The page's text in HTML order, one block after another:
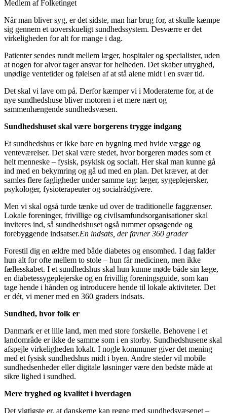
Medlem af Folketinget
Når man bliver syg, er det sidste, man har brug for, at skulle kæmpe
sig gennem et uoverskueligt sundhedssystem. Desværre er det
virkeligheden for alt for mange i dag.
Patienter sendes rundt mellem læger, hospitaler og specialister, uden
at nogen for alvor tager ansvar for helheden. Det skaber utryghed,
unødige ventetider og følelsen af at stå alene midt i en svær tid.
Det skal vi lave om på. Derfor kæmper vi i Moderaterne for, at de
nye sundhedshuse bliver motoren i et mere nært og
sammenhængende sundhedsvæsen.
Sundhedshuset skal være borgerens trygge indgang
Et sundhedshus er ikke bare en bygning med hvide vægge og
venteværelser. Det skal være stedet, hvor borgeren mødes som et
helt menneske – fysisk, psykisk og socialt. Her skal man kunne gå
ind med en bekymring og gå ud med en plan. Det kræver, at der
samles flere fagligheder under samme tag: læger, sygeplejersker,
psykologer, fysioterapeuter og socialrådgivere.
Men vi skal også turde tænke ud over de traditionelle faggrænser.
Lokale foreninger, frivillige og civilsamfundsorganisationer skal
inviteres ind, så sundhedshuset også rummer opsøgende og
forebyggende indsatser.En indsats, der favner 360 grader
Forestil dig en ældre med både diabetes og ensomhed. I dag falder
hun alt for ofte mellem to stole – hun får medicinen, men ikke
fællesskabet. I et sundhedshus skal hun kunne møde både sin læge,
en diabetessygeplejerske og en frivillig foreningsguide, som kan
tage hende i hånden og introducere hende til lokale aktiviteter. Det
er dét, vi mener med en 360 graders indsats.
Sundhed, hvor folk er
Danmark er et lille land, men med store forskelle. Behovene i et
landområde er ikke de samme som i en storby. Sundhedshusene skal
afspejle virkeligheden lokalt. I nogle kommuner giver det mening
med et fysisk sundhedshus midt i byen. Andre steder vil mobile
sundhedsenheder eller digitale løsninger være den bedste måde at
sikre lighed i sundhed.
Mere tryghed og kvalitet i hverdagen
Det vigtigste er, at danskerne kan regne med sundhedsvæsenet –